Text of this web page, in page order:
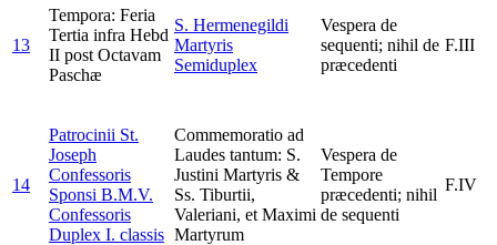
13
Tempora: Feria
Tertia infra Hebd
II post Octavam
Paschæ
S. Hermenegildi
Martyris
Semiduplex
Vespera de
sequenti; nihil de
præcedenti
F.III
14
Patrocinii St.
Joseph
Confessoris
Sponsi B.M.V.
Confessoris
Duplex I. classis
Commemoratio ad
Laudes tantum: S.
Justini Martyris &
Ss. Tiburtii,
Valeriani, et Maximi
Martyrum
Vespera de
Tempore
præcedenti; nihil
de sequenti
F.IV